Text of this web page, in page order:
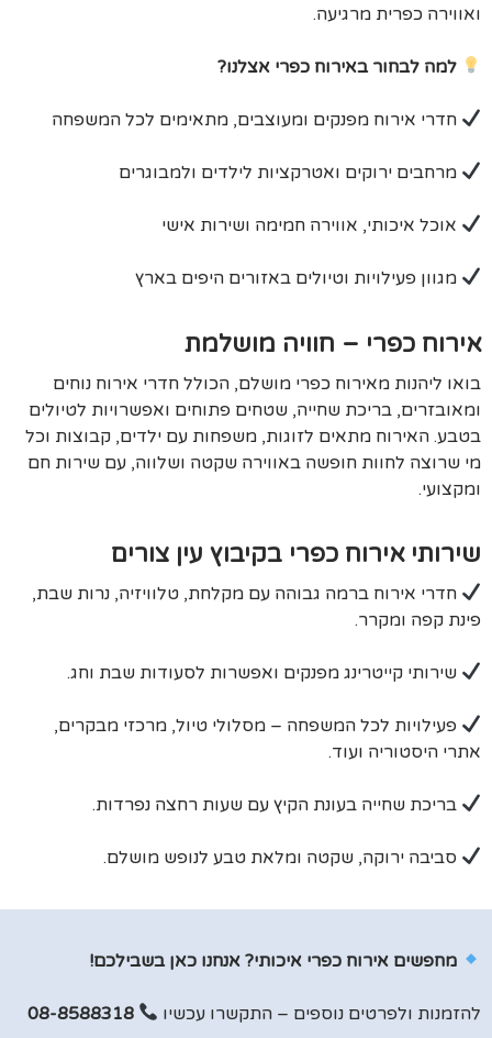
ואווירה כפרית מרגיעה.
למה לבחור באירוח כפרי אצלנו?
חדרי אירוח מפנקים ומעוצבים, מתאימים לכל המשפחה
מרחבים ירוקים ואטרקציות לילדים ולמבוגרים
אוכל איכותי, אווירה חמימה ושירות אישי
מגוון פעילויות וטיולים באזורים היפים בארץ
אירוח כפרי – חוויה מושלמת
בואו ליהנות מאירוח כפרי מושלם, הכולל חדרי אירוח נוחים
ומאובזרים, בריכת שחייה, שטחים פתוחים ואפשרויות לטיולים
בטבע. האירוח מתאים לזוגות, משפחות עם ילדים, קבוצות וכל
מי שרוצה לחוות חופשה באווירה שקטה ושלווה, עם שירות חם
ומקצועי.
שירותי אירוח כפרי בקיבוץ עין צורים
חדרי אירוח ברמה גבוהה עם מקלחת, טלוויזיה, נרות שבת,
פינת קפה ומקרר.
שירותי קייטרינג מפנקים ואפשרות לסעודות שבת וחג.
פעילויות לכל המשפחה – מסלולי טיול, מרכזי מבקרים,
אתרי היסטוריה ועוד.
בריכת שחייה בעונת הקיץ עם שעות רחצה נפרדות.
סביבה ירוקה, שקטה ומלאת טבע לנופש מושלם.
מחפשים אירוח כפרי איכותי? אנחנו כאן בשבילכם!
להזמנות ולפרטים נוספים – התקשרו עכשיו 08-8588318